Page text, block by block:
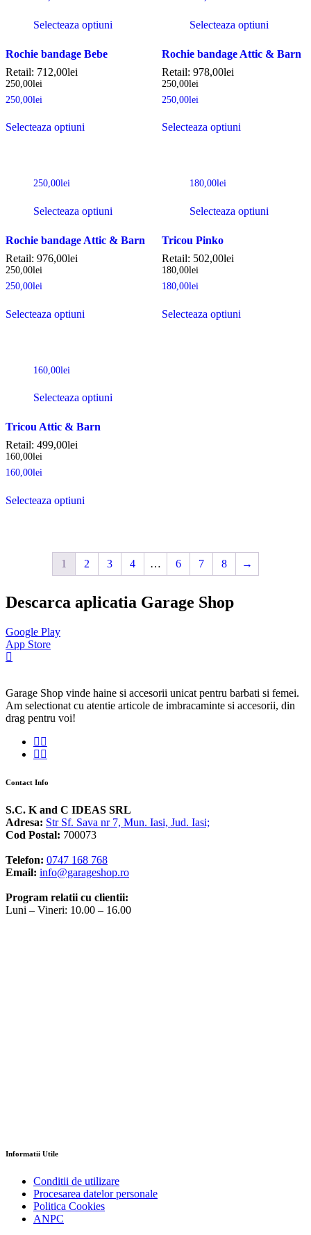
Selecteaza optiuni
Rochie bandage Bebe
Retail: 712,00lei
250,00lei
250,00lei
Selecteaza optiuni
Selecteaza optiuni
Rochie bandage Attic & Barn
Retail: 978,00lei
250,00lei
250,00lei
Selecteaza optiuni
250,00lei
Selecteaza optiuni
Rochie bandage Attic & Barn
Retail: 976,00lei
250,00lei
250,00lei
Selecteaza optiuni
180,00lei
Selecteaza optiuni
Tricou Pinko
Retail: 502,00lei
180,00lei
180,00lei
Selecteaza optiuni
160,00lei
Selecteaza optiuni
Tricou Attic & Barn
Retail: 499,00lei
160,00lei
160,00lei
Selecteaza optiuni
1 2 3 4 … 6 7 8 →
Descarca aplicatia Garage Shop
Google Play
App Store
Garage Shop vinde haine si accesorii unicat pentru barbati si femei.
Am selectionat cu atentie articole de imbracaminte si accesorii, din
drag pentru voi!
Contact Info
S.C. K and C IDEAS SRL
Adresa: Str Sf. Sava nr 7, Mun. Iasi, Jud. Iasi;
Cod Postal: 700073
Telefon: 0747 168 768
Email: info@garageshop.ro
Program relatii cu clientii:
Luni – Vineri: 10.00 – 16.00
Informatii Utile
Conditii de utilizare
Procesarea datelor personale
Politica Cookies
ANPC